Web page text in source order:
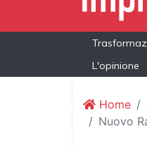
L'opinione
Home
Nuovo